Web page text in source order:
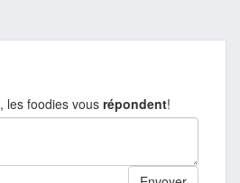
, les foodies vous répondent!